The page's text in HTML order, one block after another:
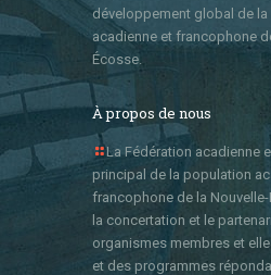
développement global de
acadienne et francophone
Écosse.
À propos de nous
La Fédération acadienne
principal de la population
francophone de la
la concertation et le
organismes membres et
et des programmes